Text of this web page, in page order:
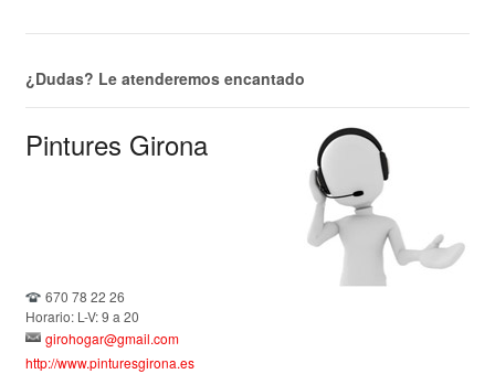
¿Dudas? Le atenderemos encantado
Pintures Girona
670 78 22 26
Horario: L-V: 9 a 20
girohogar@gmail.com
http://www.pinturesgirona.es